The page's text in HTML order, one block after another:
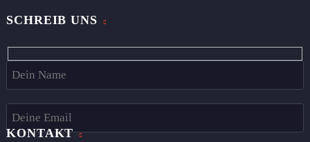
SCHREIB UNS
Hidden
fields
KONTAKT